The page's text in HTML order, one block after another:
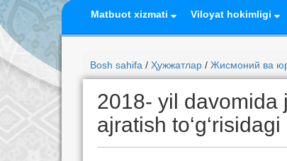
Matbuot xizmati Viloyat hokimligi
Bosh sahifa / Ҳужжатлар / Жисмоний ва
2018- yil davomida
ajratish